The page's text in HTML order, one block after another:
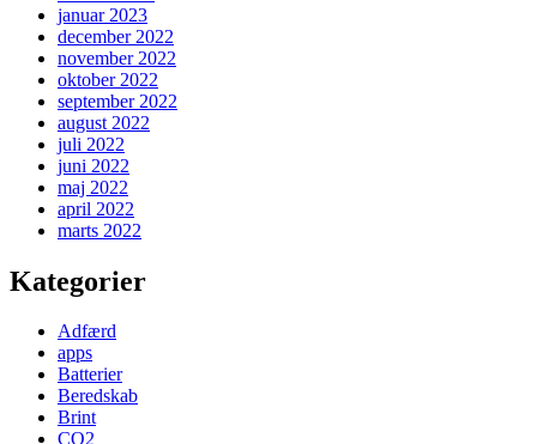
januar 2023
december 2022
november 2022
oktober 2022
september 2022
august 2022
juli 2022
juni 2022
maj 2022
april 2022
marts 2022
Kategorier
Adfærd
apps
Batterier
Beredskab
Brint
CO2